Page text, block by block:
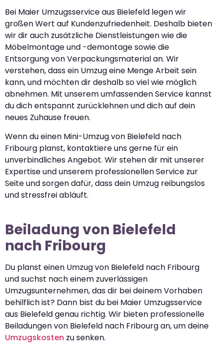
Bei Maier Umzugsservice aus Bielefeld legen wir
großen Wert auf Kundenzufriedenheit. Deshalb bieten
wir dir auch zusätzliche Dienstleistungen wie die
Möbelmontage und -demontage sowie die
Entsorgung von Verpackungsmaterial an. Wir
verstehen, dass ein Umzug eine Menge Arbeit sein
kann, und möchten dir deshalb so viel wie möglich
abnehmen. Mit unserem umfassenden Service kannst
du dich entspannt zurücklehnen und dich auf dein
neues Zuhause freuen.
Wenn du einen Mini-Umzug von Bielefeld nach
Fribourg planst, kontaktiere uns gerne für ein
unverbindliches Angebot. Wir stehen dir mit unserer
Expertise und unserem professionellen Service zur
Seite und sorgen dafür, dass dein Umzug reibungslos
und stressfrei abläuft.
Beiladung von Bielefeld
nach Fribourg
Du planst einen Umzug von Bielefeld nach Fribourg
und suchst nach einem zuverlässigen
Umzugsunternehmen, das dir bei deinem Vorhaben
behilflich ist? Dann bist du bei Maier Umzugsservice
aus Bielefeld genau richtig. Wir bieten professionelle
Beiladungen von Bielefeld nach Fribourg an, um deine
Umzugskosten zu senken.